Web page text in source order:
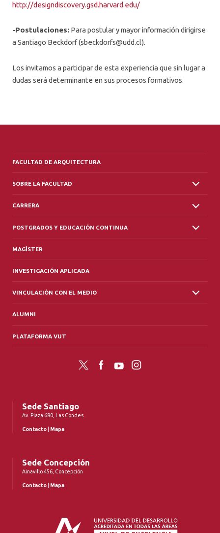
http://designdiscovery.gsd.harvard.edu/
-Postulaciones: Para postular y mayor información dirigirse
a Santiago Beckdorf (sbeckdorfs@udd.cl).
Los invitamos a participar de esta experiencia que sin lugar a
dudas será determinante en sus procesos formativos.
FACULTAD DE ARQUITECTURA
SOBRE LA FACULTAD
CARRERA
POSTGRADOS Y EDUCACIÓN CONTINUA
MAGÍSTER
INVESTIGACIÓN APLICADA
VINCULACIÓN CON EL MEDIO
ALUMNI
PLATAFORMA VUT
Twitter FacebookYouTubeInstagram
Sede Santiago
Av. Plaza 680, Las Condes
Contacto Mapa
Sede Concepción
Ainavillo 456, Concepción
Contacto Mapa